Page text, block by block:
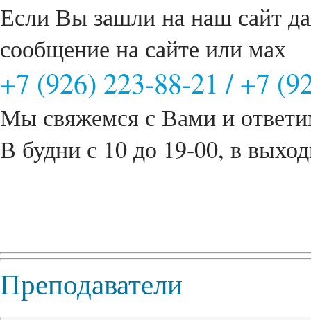
Если Вы зашли на наш сайт
сообщение на сайте или мах
+7 (926) 223-88-21 /+7
Мы свяжемся с Вами и
В будни с 10 до 19-00, в
Преподаватели